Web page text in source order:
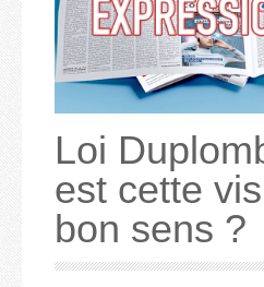
Loi
est cette
bon sens ?